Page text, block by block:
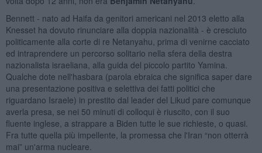
Bennett - nato ad Haifa da genitori americani nel 2013 eletto alla
Knesset ha dovuto rinunciare alla doppia nazionalità - è cresciuto
politicamente alla corte di re Netanyahu, prima di venirne cacciato
ed intraprendere un percorso solitario nella sfera della destra
nazionalista israeliana, alla guida del piccolo partito Yamina.
Qualche dote nell'hasbara (parola ebraica che significa saper dare
una presentazione positiva e selettiva dei fatti politici che
riguardano Israele) in prestito dal leader del Likud pare comunque
averla presa, se nei 50 minuti di colloqui è riuscito, con il suo
fluente inglese, a strappare a Biden tutte le sue richieste, o quasi.
Fra tutte quella più impellente, la promessa che l'Iran “non otterrà
mai” un'arma nucleare.